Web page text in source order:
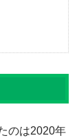
のは2020年